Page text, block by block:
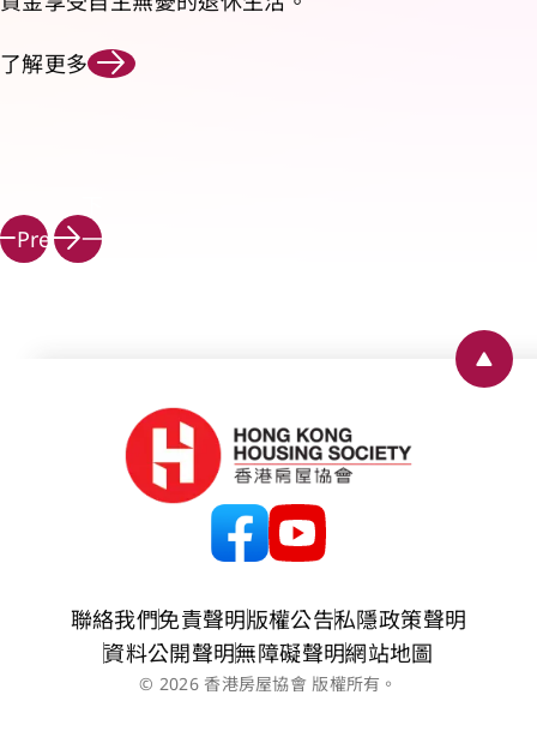
了解更多
Prev
一
頁
聯絡我們免責聲明版權公告私隱政策聲明
資料公開聲明無障礙聲明網站地圖
© 2026 香港房屋協會 版權所有。